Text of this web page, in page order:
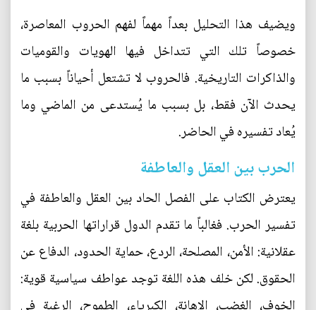
ويضيف هذا التحليل بعداً مهماً لفهم الحروب المعاصرة،
خصوصاً تلك التي تتداخل فيها الهويات والقوميات
والذاكرات التاريخية. فالحروب لا تشتعل أحياناً بسبب ما
يحدث الآن فقط، بل بسبب ما يُستدعى من الماضي وما
يُعاد تفسيره في الحاضر.
الحرب بين العقل والعاطفة
يعترض الكتاب على الفصل الحاد بين العقل والعاطفة في
تفسير الحرب. فغالباً ما تقدم الدول قراراتها الحربية بلغة
عقلانية: الأمن، المصلحة، الردع، حماية الحدود، الدفاع عن
الحقوق. لكن خلف هذه اللغة توجد عواطف سياسية قوية: